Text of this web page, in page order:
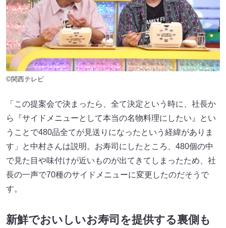
©関西テレビ
「この提案会で決まったら、全て決定という時に、社長か
ら『サイドメニューとして本当の名物料理にしたい』とい
うことで480品全てが見送りになったという経緯がありま
す」と中村さんは説明。お寿司にしたところ、480個の中
で見た目や味付けが近いものが出てきてしまったため、社
長の一声で70種のサイドメニューに変更したのだそうで
す。
新鮮でおいしいお寿司を提供する裏側も